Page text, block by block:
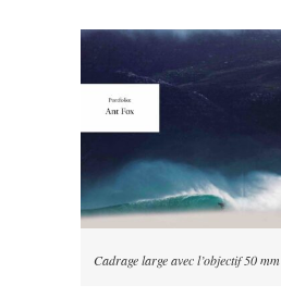
Cadrage large avec l’objectif 50 mm